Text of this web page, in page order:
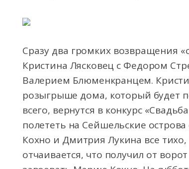
Сразу два громких возвращения
Кристина Лясковец с Федором
Валерием Блюменкранцем.
розыгрыше дома, который будет
всего, вернутся в конкурс
полететь на Сейшельские
Кохно и Дмитрия Лукина все
отчаивается, что получил от